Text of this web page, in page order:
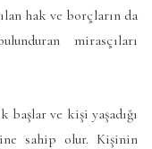
hak ve borçların da
mirasçıları
ve kişi yaşadığı
sahip olur. Kişinin